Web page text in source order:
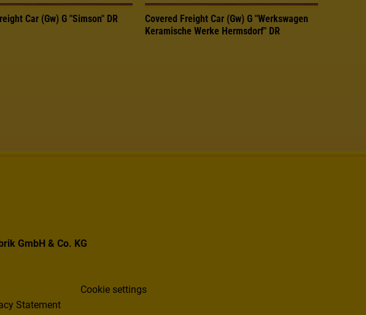
Car (Gw) G "Simson" DR
Covered Freight Car (Gw) G "Werkswagen
Keramische Werke Hermsdorf" DR
GmbH & Co. KG
Statement
Cookie settings